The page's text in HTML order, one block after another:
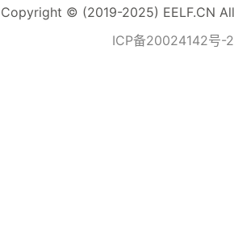
Copyright © (2019-2025) EELF.CN
ICP备20024142号-2